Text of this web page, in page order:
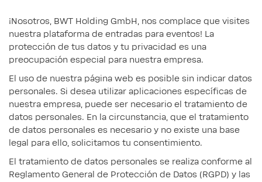
¡Nosotros, BWT Holding GmbH, nos complace que visites
nuestra plataforma de entradas para eventos! La
protección de tus datos y tu privacidad es una
preocupación especial para nuestra empresa.
El uso de nuestra página web es posible sin indicar datos
personales. Si desea utilizar aplicaciones específicas de
nuestra empresa, puede ser necesario el tratamiento de
datos personales. En la circunstancia, que el tratamiento
de datos personales es necesario y no existe una base
legal para ello, solicitamos tu consentimiento.
El tratamiento de datos personales se realiza conforme al
Reglamento General de Protección de Datos (RGPD) y las